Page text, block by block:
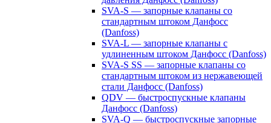
SVA-S — запорные клапаны со
стандартным штоком Данфосс
(Danfoss)
SVA-L — запорные клапаны с
удлиненным штоком Данфосс (Danfoss)
SVA-S SS — запорные клапаны со
стандартным штоком из нержавеющей
стали Данфосс (Danfoss)
QDV — быстроспускные клапаны
Данфосс (Danfoss)
SVA-Q — быстроспускные запорные